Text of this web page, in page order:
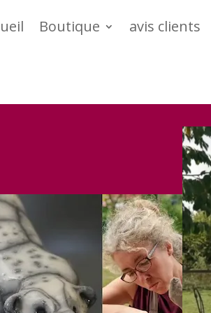
Boutique avis clients